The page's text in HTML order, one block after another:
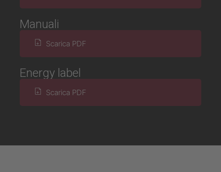
Manuali
Scarica PDF
Energy label
Scarica PDF